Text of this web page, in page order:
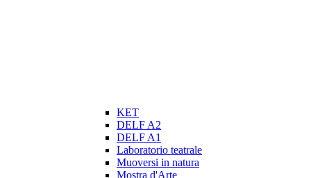
KET
DELF A2
DELF A1
Laboratorio teatrale
Muoversi in natura
Mostra d'Arte